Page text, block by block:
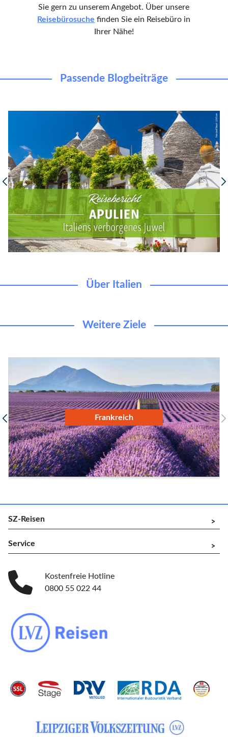
Sie gern zu unserem Angebot. Über unsere
Reisebürosuche finden Sie ein Reisebüro in
Ihrer Nähe!
Passende Blogbeiträge
Über Italien
Weitere Ziele
Frankreich
SZ-Reisen ^
Service ^
Kostenfreie Hotline
0800 55 022 44